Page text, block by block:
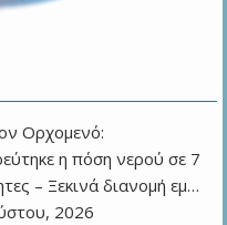
Ορχομενό:
η πόση νερού σε 7
– Ξεκινά διανομή εμ…
2026